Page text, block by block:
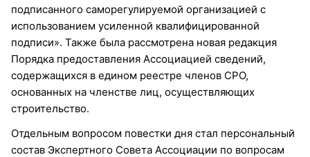
подписанного саморегулируемой организацией с
использованием усиленной квалифицированной
подписи». Также была рассмотрена новая редакция
Порядка предоставления Ассоциацией сведений,
содержащихся в едином реестре членов СРО,
основанных на членстве лиц, осуществляющих
строительство.
Отдельным вопросом повестки дня стал персональный
состав Экспертного Совета Ассоциации по вопросам